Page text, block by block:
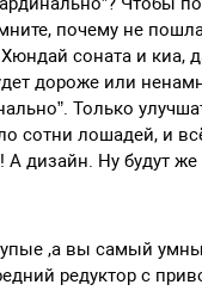
почему не
соната и киа,
дороже или
Только
сотни лошадей,
А дизайн. Ну будут
,а вы самый
редуктор с